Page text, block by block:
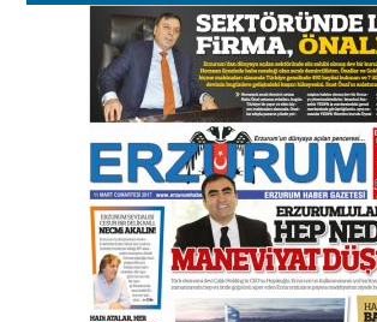
Murat Şahsuvaroğlu ERKON’da
çıtayı yukarı taşırken,
yönetimdekiler aşağı
çekmemeli!
17 Şubat 2026 SalıOrhan BOZKURT
Bir fotoğraf, bir şehir, bir
gazeteci… Dizginler kimin
elinde?
31 Mart 2026 Salı
A. Berhan Yılmaz
BİR BÖLÜM DEĞİL, BİR ÖMÜR
SEÇİYORSUNUZ… “NEDEN
ATATÜRK ÜNİVERSİTESİ?”
28 Temmuz 2026 Salı